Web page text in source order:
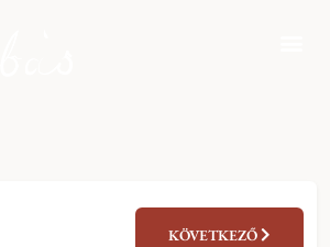
KÖVETKEZŐ